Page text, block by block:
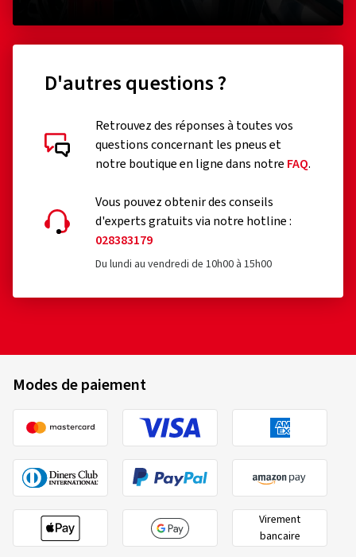
D'autres questions ?
Retrouvez des réponses à toutes vos
questions concernant les pneus et
notre boutique en ligne dans notre FAQ.
Vous pouvez obtenir des conseils
d'experts gratuits via notre hotline :
028383179
Du lundi au vendredi de 10h00 à 15h00
Modes de paiement
Virement
bancaire